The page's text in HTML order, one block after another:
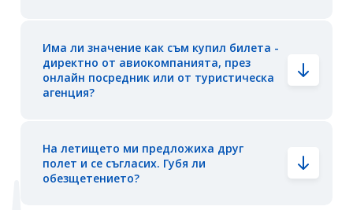
Има ли значение как съм купил билета -
директно от авиокомпанията, през
онлайн посредник или от туристическа
агенция?
На летището ми предложиха друг
полет и се съгласих. Губя ли
обезщетението?